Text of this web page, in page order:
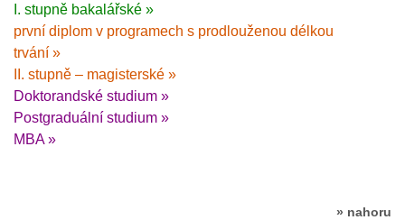
I. stupně bakalářské »
první diplom v programech s prodlouženou délkou
trvání »
II. stupně – magisterské »
Doktorandské studium »
Postgraduální studium »
MBA »
» nahoru